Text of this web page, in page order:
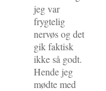
jeg var
frygtelig
nervøs og det
gik faktisk
ikke så godt.
Hende jeg
mødte med